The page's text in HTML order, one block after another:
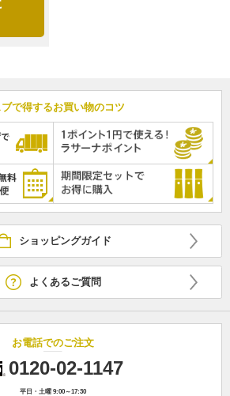
ブで得するお買い物のコツ
ショッピングガイド
よくあるご質問
お電話でのご注文
0120-02-1147
平日・土曜 9:00～17:30